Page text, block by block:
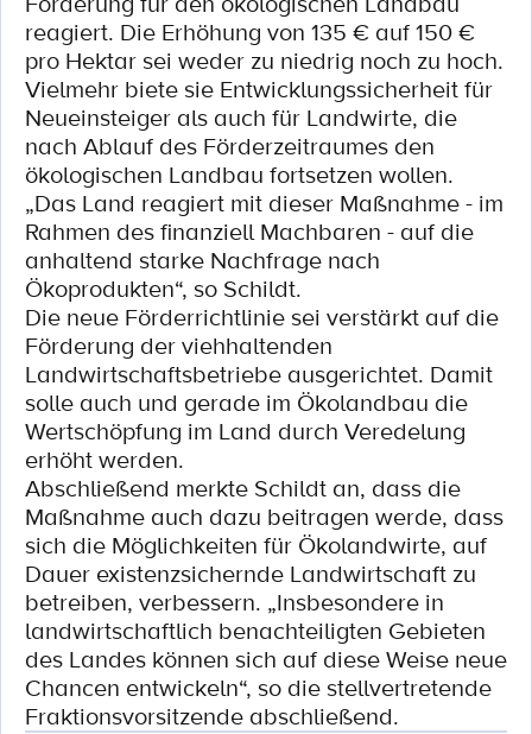
reagiert. Die Erhöhung von 135 € auf 150 €
pro Hektar sei weder zu niedrig noch zu hoch.
Vielmehr biete sie Entwicklungssicherheit für
Neueinsteiger als auch für Landwirte, die
nach Ablauf des Förderzeitraumes den
ökologischen Landbau fortsetzen wollen.
„Das Land reagiert mit dieser Maßnahme - im
Rahmen des finanziell Machbaren - auf die
anhaltend starke Nachfrage nach
Ökoprodukten“, so Schildt.
Die neue Förderrichtlinie sei verstärkt auf die
Förderung der viehhaltenden
Landwirtschaftsbetriebe ausgerichtet. Damit
solle auch und gerade im Ökolandbau die
Wertschöpfung im Land durch Veredelung
erhöht werden.
Abschließend merkte Schildt an, dass die
Maßnahme auch dazu beitragen werde, dass
sich die Möglichkeiten für Ökolandwirte, auf
Dauer existenzsichernde Landwirtschaft zu
betreiben, verbessern. „Insbesondere in
landwirtschaftlich benachteiligten Gebieten
des Landes können sich auf diese Weise neue
Chancen entwickeln“, so die stellvertretende
Fraktionsvorsitzende abschließend.